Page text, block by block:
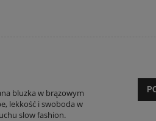
bluzka w brązowym
lekkość i swoboda w
slow fashion.